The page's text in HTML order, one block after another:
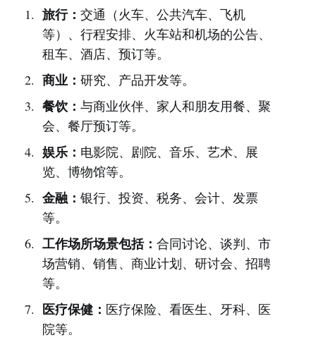
旅行： 交通（火车、公共汽车、飞机
等）、行程安排、火车站和机场的公告、
租车、酒店、预订等。
商业： 研究、产品开发等。
餐饮： 与商业伙伴、家人和朋友用餐、聚
会、餐厅预订等。
娱乐： 电影院、剧院、音乐、艺术、展
览、博物馆等。
金融： 银行、投资、税务、会计、发票
等。
工作场所场景包括： 合同讨论、谈判、市
场营销、销售、商业计划、研讨会、招聘
等。
医疗保健： 医疗保险、看医生、牙科、医
院等。